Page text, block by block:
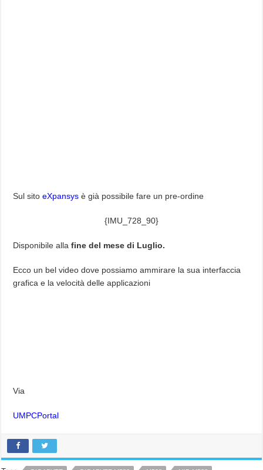
Sul sitoeXpansys è già possibile fare un pre-ordine
{IMU_728_90}
Disponibile allafine del mese di Luglio.
Ecco un bel video dove possiamo ammirare la sua interfaccia
grafica e la velocità delle applicazioni
Via
UMPCPortal